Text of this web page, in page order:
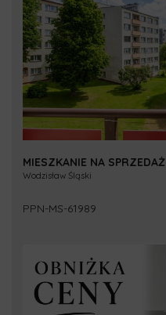
MIESZKANIE NA SPRZEDAŻ
Wodzisław Śląski
PPN-MS-61989